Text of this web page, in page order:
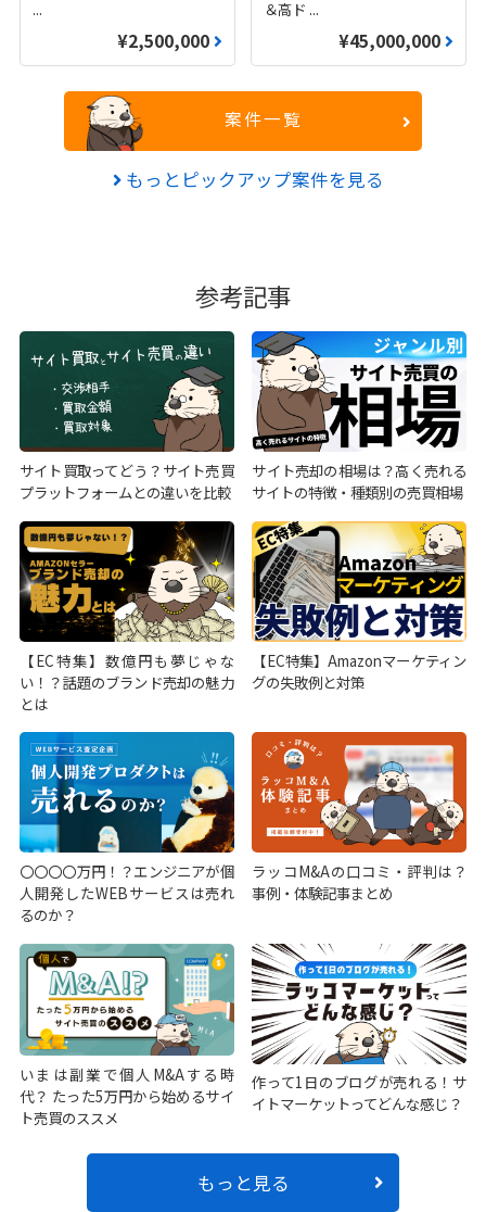
...
¥2,500,000
＆高ド ...
¥45,000,000
案件一覧
もっとピックアップ案件を見る
参考記事
サイト買取ってどう？サイト売買
プラットフォームとの違いを比較
サイト売却の相場は？高く売れる
サイトの特徴・種類別の売買相場
【EC特集】数億円も夢じゃな
い！？話題のブランド売却の魅力
とは
【EC特集】Amazonマーケティン
グの失敗例と対策
〇〇〇〇万円！？エンジニアが個
人開発したWEBサービスは売れ
るのか？
ラッコM&Aの口コミ・評判は？
事例・体験記事まとめ
いまは副業で個人M&Aする時
代？ たった5万円から始めるサイ
ト売買のススメ
作って1日のブログが売れる！サ
イトマーケットってどんな感じ？
もっと見る